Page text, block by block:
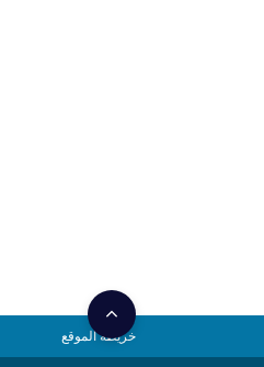
خريطة الموقع